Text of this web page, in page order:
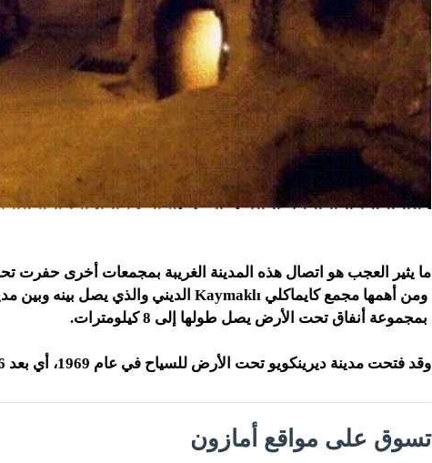
ما يثير العجب هو اتصال هذه المدينة الغريبة بمجمعات أخرى حفرت
ومن أهمها مجمع كايماكلي Kaymaklı الديني والذي يصل بينه وبين مدينة ديرينكويو
بمجموعة أنفاق تحت الأرض يصل طولها إلى 8 كيلومترات.
وقد فتحت مدينة ديرينكويو تحت الأرض للسياح في عام 1969، أي بعد 6 سنوات من اكتشافها.
تسوق على مواقع أمازون